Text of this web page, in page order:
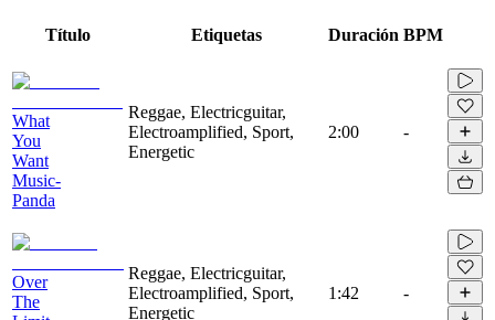
Título Etiquetas Duración BPM
What
You
Want
Music-
Panda
Reggae, Electricguitar,
Electroamplified, Sport,
Energetic
2:00 -
Over
The
Reggae, Electricguitar,
Electroamplified, Sport,
Energetic
1:42 -